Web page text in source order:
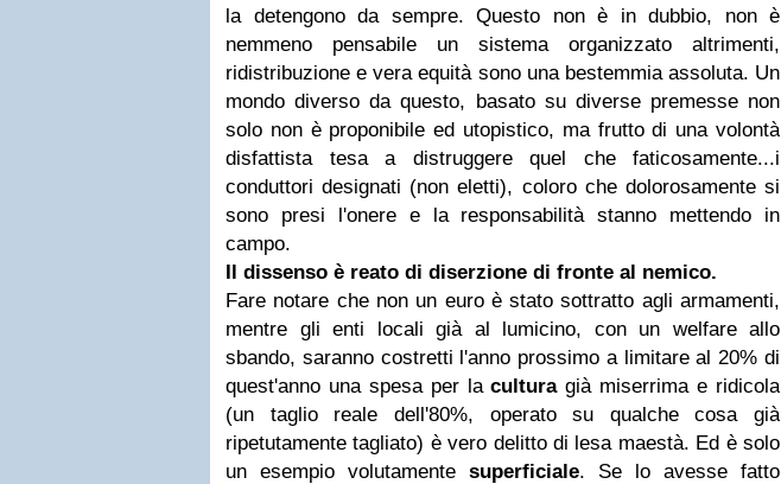
la detengono da sempre. Questo non è in dubbio, non è
nemmeno pensabile un sistema organizzato altrimenti,
ridistribuzione e vera equità sono una bestemmia assoluta. Un
mondo diverso da questo, basato su diverse premesse non
solo non è proponibile ed utopistico, ma frutto di una volontà
disfattista tesa a distruggere quel che faticosamente...i
conduttori designati (non eletti), coloro che dolorosamente si
sono presi l'onere e la responsabilità stanno mettendo in
campo.
Il dissenso è reato di diserzione di fronte al nemico.
Fare notare che non un euro è stato sottratto agli armamenti,
mentre gli enti locali già al lumicino, con un welfare allo
sbando, saranno costretti l'anno prossimo a limitare al 20% di
quest'anno una spesa per laculturagià miserrima e ridicola
(un taglio reale dell'80%, operato su qualche cosa già
ripetutamente tagliato) è vero delitto di lesa maestà. Ed è solo
un esempio volutamente superficiale. Se lo avesse fatto